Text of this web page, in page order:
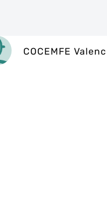
COCEMFE